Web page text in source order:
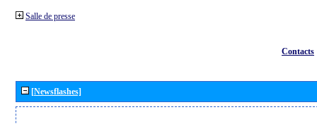
Salle de presse
Contacts
[Newsflashes]